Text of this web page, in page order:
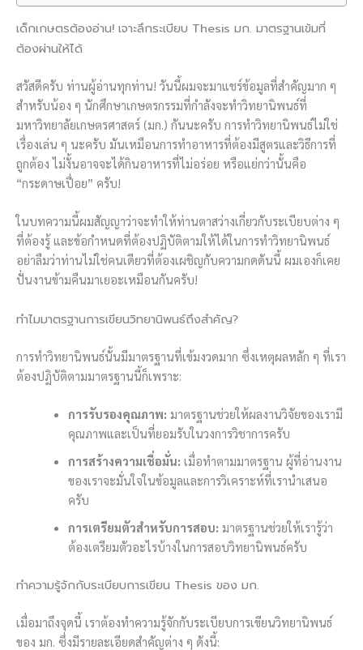
เด็กเกษตรต้องอ่าน! เจาะลึกระเบียบ Thesis มก. มาตรฐานเข้มที่
ต้องผ่านให้ได้
สวัสดีครับ ท่านผู้อ่านทุกท่าน! วันนี้ผมจะมาแชร์ข้อมูลที่สำคัญมาก ๆ
สำหรับน้อง ๆ นักศึกษาเกษตรกรรมที่กำลังจะทำวิทยานิพนธ์ที่
มหาวิทยาลัยเกษตรศาสตร์ (มก.) กันนะครับ การทำวิทยานิพนธ์ไม่ใช่
เรื่องเล่น ๆ นะครับ มันเหมือนการทำอาหารที่ต้องมีสูตรและวิธีการที่
ถูกต้อง ไม่งั้นอาจจะได้กินอาหารที่ไม่อร่อย หรือแย่กว่านั้นคือ
“กระดาษเปื่อย” ครับ!
ในบทความนี้ผมสัญญาว่าจะทำให้ท่านตาสว่างเกี่ยวกับระเบียบต่าง ๆ
ที่ต้องรู้ และข้อกำหนดที่ต้องปฏิบัติตามให้ได้ในการทำวิทยานิพนธ์
อย่าลืมว่าท่านไม่ใช่คนเดียวที่ต้องเผชิญกับความกดดันนี้ ผมเองก็เคย
ปั่นงานข้ามคืนมาเยอะเหมือนกันครับ!
ทำไมมาตรฐานการเขียนวิทยานิพนธ์ถึงสำคัญ?
การทำวิทยานิพนธ์นั้นมีมาตรฐานที่เข้มงวดมาก ซึ่งเหตุผลหลัก ๆ ที่เรา
ต้องปฏิบัติตามมาตรฐานนี้ก็เพราะ:
การรับรองคุณภาพ: มาตรฐานช่วยให้ผลงานวิจัยของเรามี
คุณภาพและเป็นที่ยอมรับในวงการวิชาการครับ
การสร้างความเชื่อมั่น: เมื่อทำตามมาตรฐาน ผู้ที่อ่านงาน
ของเราจะมั่นใจในข้อมูลและการวิเคราะห์ที่เรานำเสนอ
ครับ
การเตรียมตัวสำหรับการสอบ: มาตรฐานช่วยให้เรารู้ว่า
ต้องเตรียมตัวอะไรบ้างในการสอบวิทยานิพนธ์ครับ
ทำความรู้จักกับระเบียบการเขียน Thesis ของ มก.
เมื่อมาถึงจุดนี้ เราต้องทำความรู้จักกับระเบียบการเขียนวิทยานิพนธ์
ของ มก. ซึ่งมีรายละเอียดสำคัญต่าง ๆ ดังนี้: